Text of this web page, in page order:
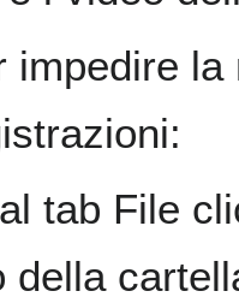
impedire
tab File
della